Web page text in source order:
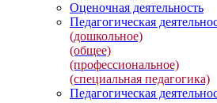
Оценочная деятельность
Педагогическая
(дошкольное)
(общее)
(профессиональное)
(специальная педагогика)
Педагогическая